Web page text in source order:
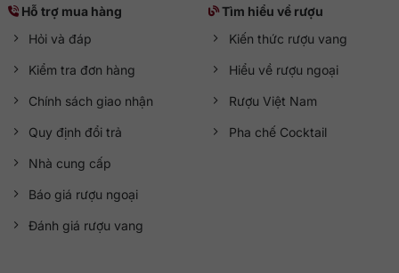
Hỗ trợ mua hàng
Hỏi và đáp
Kiểm tra đơn hàng
Chính sách giao nhận
Quy định đổi trả
Nhà cung cấp
Báo giá rượu ngoại
Đánh giá rượu vang
Tìm hiểu về rượu
Kiến thức rượu vang
Hiểu về rượu ngoại
Rượu Việt Nam
Pha chế Cocktail